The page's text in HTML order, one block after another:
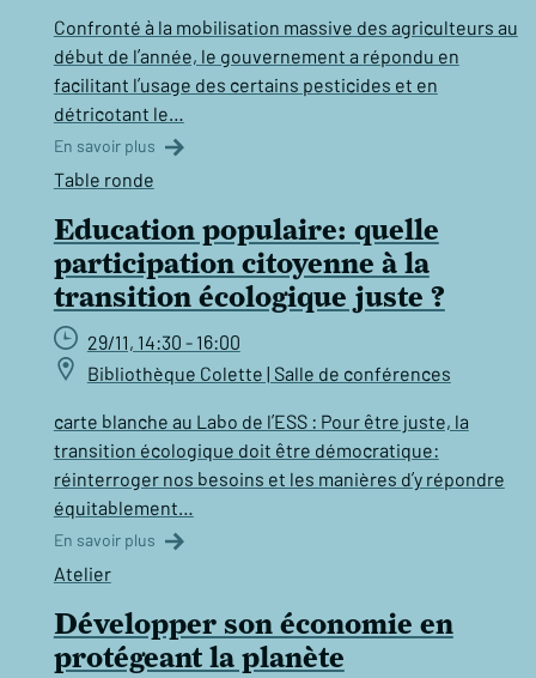
Confronté à la mobilisation massive des agriculteurs au
début de l’année, le gouvernement a répondu en
facilitant l’usage des certains pesticides et en
détricotant le…
En savoir plus
Table ronde
Education populaire: quelle
participation citoyenne à la
transition écologique juste ?
29/11, 14:30 - 16:00
Bibliothèque Colette | Salle de conférences
carte blanche au Labo de l’ESS : Pour être juste, la
transition écologique doit être démocratique:
réinterroger nos besoins et les manières d’y répondre
équitablement…
En savoir plus
Atelier
Développer son économie en
protégeant la planète